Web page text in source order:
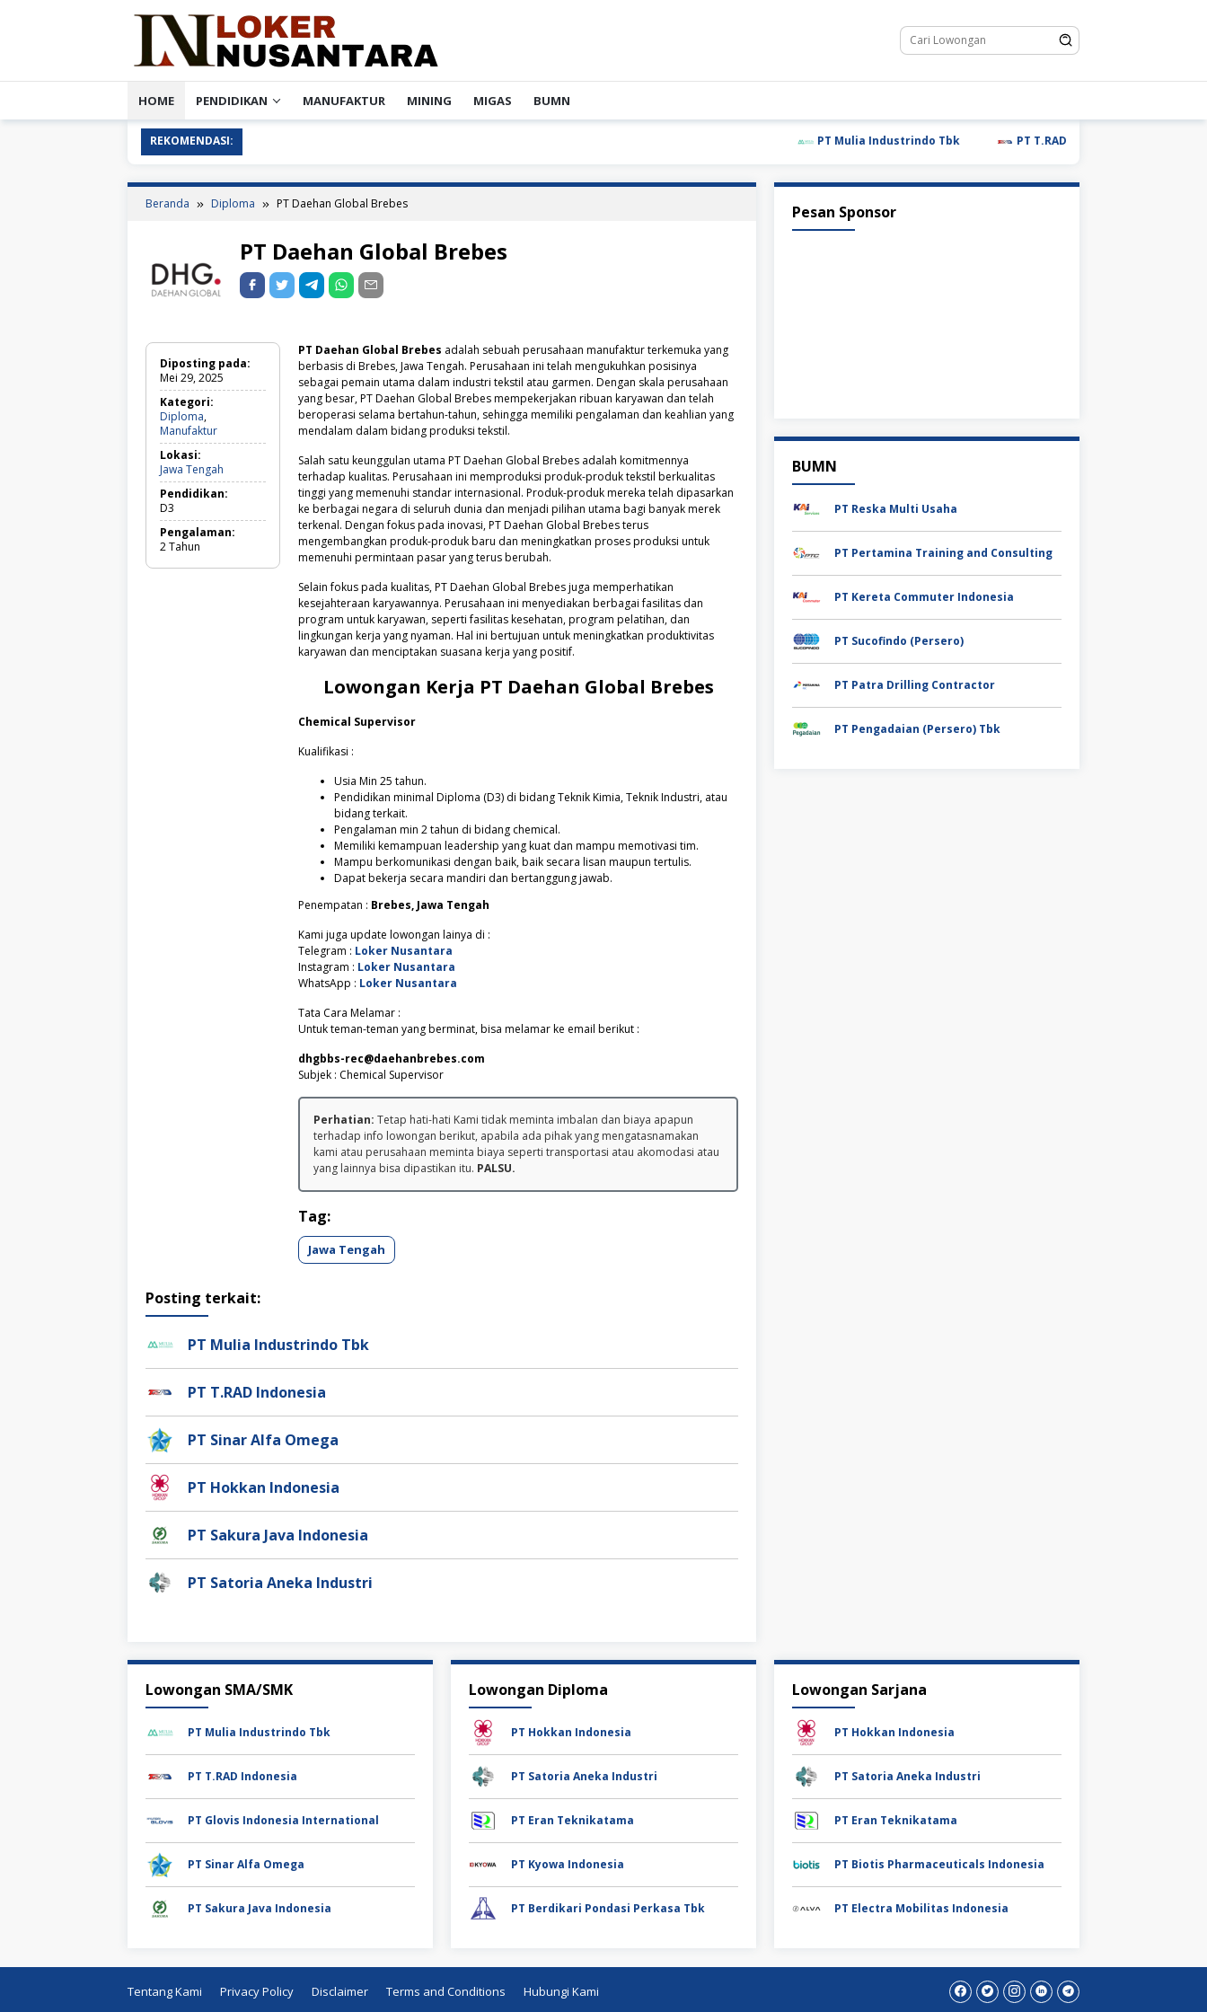
HOME PENDIDIKAN MANUFAKTUR MINING MIGAS BUMN
REKOMENDASI: PT Mulia Industrindo Tbk PT T.RAD Indonesia
Beranda Diploma PT Daehan Global Brebes
PT Daehan Global Brebes
Diposting pada:
Mei 29, 2025
Kategori:
Diploma,
ManufakturDiploma,
Manufaktur
Lokasi:
Jawa Tengah
Tengah
Pendidikan:
D3
Pengalaman:
2Tahun
PT Daehan Global Brebes adalah sebuah perusahaan manufaktur terkemuka yang
berbasis di Brebes, Jawa Tengah. Perusahaan ini telah mengukuhkan posisinya
sebagai pemain utama dalam industri tekstil atau garmen. Dengan skala perusahaan
yang besar, PT Daehan Global Brebes mempekerjakan ribuan karyawan dan telah
beroperasi selama bertahun-tahun, sehingga memiliki pengalaman dan keahlian yang
mendalam dalam bidang produksi tekstil.
Salah satu keunggulan utama PT Daehan Global Brebes adalah komitmennya
terhadap kualitas. Perusahaan ini memproduksi produk-produk tekstil berkualitas
tinggi yang memenuhi standar internasional. Produk-produk mereka telah dipasarkan
ke berbagai negara di seluruh dunia dan menjadi pilihan utama bagi banyak merek
terkenal. Dengan fokus pada inovasi, PT Daehan Global Brebes terus
mengembangkan produk-produk baru dan meningkatkan proses produksi untuk
memenuhi permintaan pasar yang terus berubah.
Selain fokus pada kualitas, PT Daehan Global Brebes juga memperhatikan
kesejahteraan karyawannya. Perusahaan ini menyediakan berbagai fasilitas dan
program untuk karyawan, seperti fasilitas kesehatan, program pelatihan, dan
lingkungan kerja yang nyaman. Hal ini bertujuan untuk meningkatkan produktivitas
karyawan dan menciptakan suasana kerja yang positif.
Lowongan Kerja PT Daehan Global Brebes
Chemical Supervisor
Kualifikasi :
Usia Min 25 tahun.
Pendidikan minimal Diploma (D3) di bidang Teknik Kimia, Teknik Industri, atau
bidang terkait.
Pengalaman min 2 tahun di bidang chemical.
Memiliki kemampuan leadership yang kuat dan mampu memotivasi tim.
Mampu berkomunikasi dengan baik, baik secara lisan maupun tertulis.
Dapat bekerja secara mandiri dan bertanggung jawab.
Penempatan : Brebes, Jawa Tengah
Kami juga update lowongan lainya di :
Telegram : Loker Nusantara
Instagram : Loker Nusantara
WhatsApp : Loker Nusantara
Tata Cara Melamar :
Untuk teman-teman yang berminat, bisa melamar ke email berikut :
dhgbbs-rec@daehanbrebes.com
Subjek : Chemical Supervisor
Perhatian: Tetap hati-hati Kami tidak meminta imbalan dan biaya apapun
terhadap info lowongan berikut, apabila ada pihak yang mengatasnamakan
kami atau perusahaan meminta biaya seperti transportasi atau akomodasi atau
yang lainnya bisa dipastikan itu. PALSU.
Tag:
Jawa Tengah
Posting terkait:
PT Mulia Industrindo Tbk
PT T.RAD Indonesia
PT Sinar Alfa Omega
PT Hokkan Indonesia
PT Sakura Java Indonesia
PT Satoria Aneka Industri
Pesan Sponsor
BUMN
PT Reska Multi Usaha
PT Pertamina Training and Consulting
PT Kereta Commuter Indonesia
PT Sucofindo (Persero)
PT Patra Drilling Contractor
PT Pengadaian (Persero) Tbk
Lowongan SMA/SMK
PT Mulia Industrindo Tbk
PT T.RAD Indonesia
PT Glovis Indonesia International
PT Sinar Alfa Omega
PT Sakura Java Indonesia
Lowongan Diploma
PT Hokkan Indonesia
PT Satoria Aneka Industri
PT Eran Teknikatama
PT Kyowa Indonesia
PT Berdikari Pondasi Perkasa Tbk
Lowongan Sarjana
PT Hokkan Indonesia
PT Satoria Aneka Industri
PT Eran Teknikatama
PT Biotis Pharmaceuticals Indonesia
PT Electra Mobilitas Indonesia
Tentang Kami Privacy Policy Disclaimer Terms and Conditions Hubungi Kami